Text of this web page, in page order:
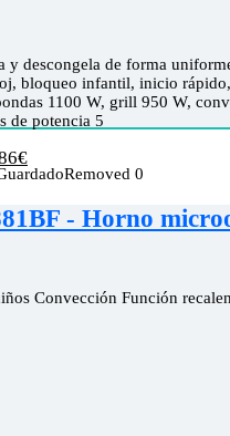
y descongela de forma
bloqueo infantil, inicio
1100 W, grill 950 W,
de potencia 5
€
Removed 0
- Horno
Convección Función